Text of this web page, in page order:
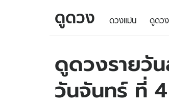
ข่าว
ข่าวบันเทิง
ข่าวกีฬา
ข่าวเศรษฐกิจ
ดูดวง ดวงแม่น ดูดว
ดูดวงรายวั
วันจันทร์ ที่